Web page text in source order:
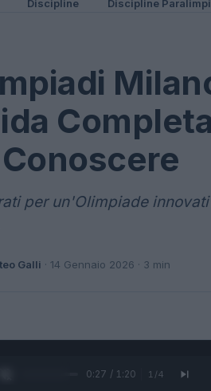
Discipline Discipline
per un'Olimpiade
Galli · 14 Gennaio 2026 · 3 min
0:28 / 1:20 1 /4